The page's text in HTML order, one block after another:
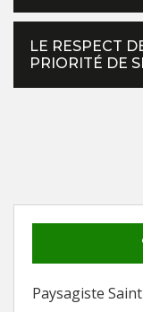
LE RESPECT
PRIORITÉ DE
Paysagiste